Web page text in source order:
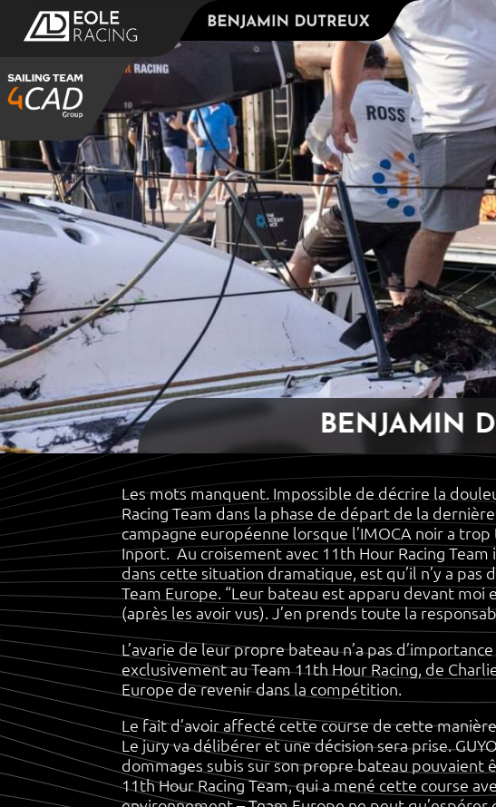
BENJAMIN
Les mots manquent. Impossible de décrire la
Racing Team dans la phase de départ de la
campagne européenne lorsque l’IMOCA noir a
Inport. Au croisement avec 11th Hour Racing
dans cette situation dramatique, est qu’il n’y a
Team Europe. “Leur bateau est apparu devant
(après les avoir vus). J’en prends toute la
L’avarie de leur propre bateau n’a pas
exclusivement au Team 11th Hour Racing, de
Europe de revenir dans la compétition.
Le fait d’avoir affecté cette course de cette
Le jury va délibérer et une décision sera prise.
dommages subis sur son propre bateau pouvaient
11th Hour Racing Team, qui a mené cette course
Panneau de gestion des cookies